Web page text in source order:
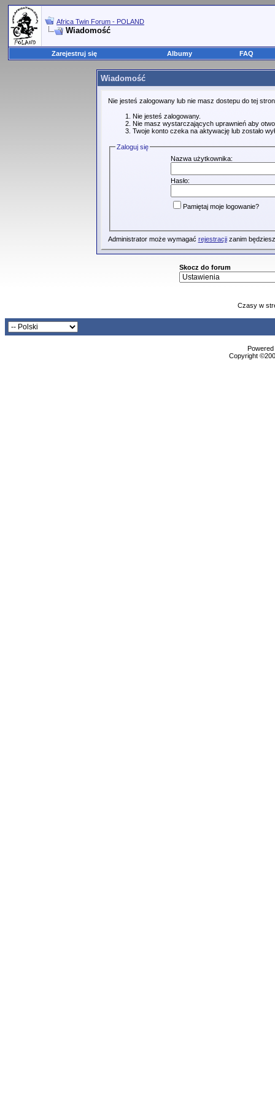
Africa Twin Forum - POLAND
Wiadomość
Zarejestruj się Albumy FAQ
Wiadomość
Nie jesteś zalogowany lub nie masz dostepu do tej
Nie jesteś zalogowany.
Nie masz wystarczających uprawnień aby
Twoje konto czeka na aktywację lub zostało
Zaloguj się
Nazwa użytkownika:
Hasło:
Pamiętaj moje logowanie?
Administrator może wymagać rejestracjizanim
Skocz do forum
Czasy w
Copyright